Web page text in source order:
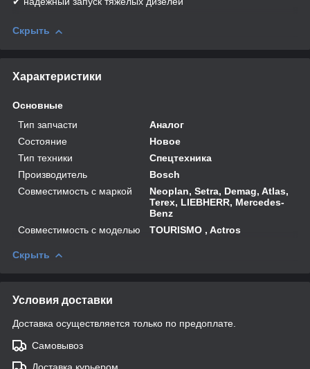
Скрыть
Характеристики
Основные
Тип запчасти
Аналог
Состояние
Новое
Тип техники
Спецтехника
Производитель
Bosch
Совместимость с маркой
Neoplan, Setra, Demag, Atlas,
Terex, LIEBHERR, Mercedes-
Benz
Совместимость с моделью
TOURISMO , Actros
Скрыть
Условия доставки
Доставка осуществляется только по предоплате.
Самовывоз
Доставка курьером